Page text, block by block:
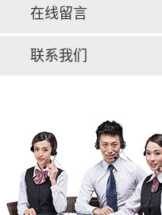
在线留言
联系我们